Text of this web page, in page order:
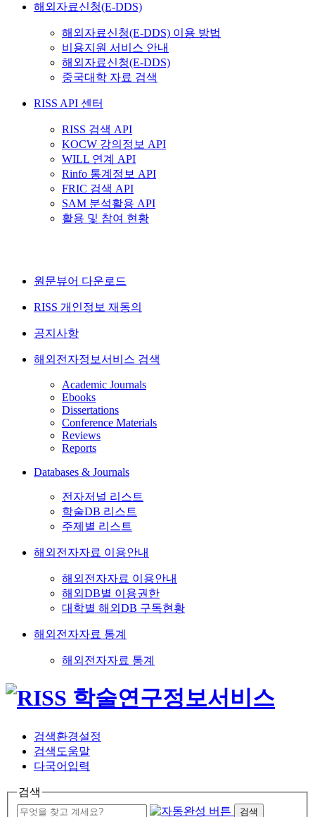
해외자료신청(E-DDS)
해외자료신청(E-DDS) 이용 방법
비용지원 서비스 안내
해외자료신청(E-DDS)
중국대학 자료 검색
RISS API 센터
RISS 검색 API
KOCW 강의정보 API
WILL 연계 API
Rinfo 통계정보 API
FRIC 검색 API
SAM 분석활용 API
활용 및 참여 현황
원문뷰어 다운로드
RISS 개인정보 재동의
공지사항
해외전자정보서비스 검색
Academic Journals
Ebooks
Dissertations
Conference Materials
Reviews
Reports
Databases & Journals
전자저널 리스트
학술DB 리스트
주제별 리스트
해외전자자료 이용안내
해외전자자료 이용안내
해외DB별 이용권한
대학별 해외DB 구독현황
해외전자자료 통계
해외전자자료 통계
검색환경설정
검색도움말
다국어입력
검색
검색